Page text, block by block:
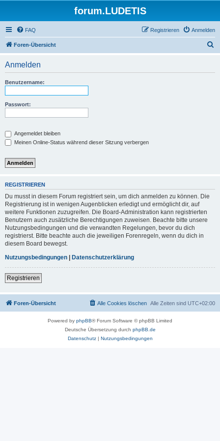
forum.LUDETIS
FAQ Anmelden
Registrieren
Foren-Übersicht
Anmelden
Benutzername:
Passwort:
Angemeldet bleiben
Meinen Online-Status während dieser Sitzung verbergen
REGISTRIEREN
Du musst in diesem Forum registriert sein, um dich anmelden zu können. Die
Registrierung ist in wenigen Augenblicken erledigt und ermöglicht dir, auf
weitere Funktionen zuzugreifen. Die Board-Administration kann registrierten
Benutzern auch zusätzliche Berechtigungen zuweisen. Beachte bitte unsere
Nutzungsbedingungen und die verwandten Regelungen, bevor du dich
registrierst. Bitte beachte auch die jeweiligen Forenregeln, wenn du dich in
diesem Board bewegst.
Nutzungsbedingungen | Datenschutzerklärung
Registrieren
Foren-Übersicht Alle Zeiten sind UTC+02:00
Alle Cookies löschen
Powered by phpBB® Forum Software © phpBB Limited
Deutsche Übersetzung durch phpBB.de
Datenschutz| Nutzungsbedingungen